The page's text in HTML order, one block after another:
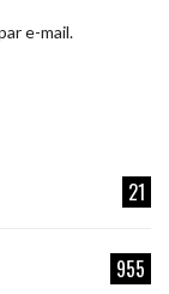
e-mail.
21
955